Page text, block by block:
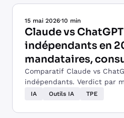
15 mai 2026·10 min
Claude vs
indépendants en
mandataires,
Comparatif Claude vs
indépendants. Verdict par
pour bien configurer son
IA Outils IA TPE